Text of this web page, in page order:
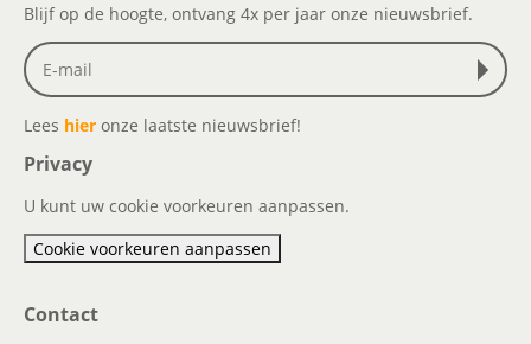
Blijf op de hoogte, ontvang 4x per jaar onze nieuwsbrief.
Lees hier onze laatste nieuwsbrief!
Privacy
U kunt uw cookie voorkeuren aanpassen.
Cookie voorkeuren aanpassen
Contact